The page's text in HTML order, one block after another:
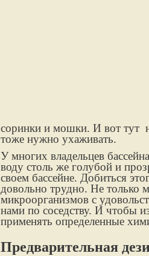
соринки и мошки. И вот тут
тоже нужно ухаживать.
У многих владельцев
воду столь же голубой и
своем бассейне. Добиться
довольно трудно. Не
микроорганизмов с
нами по соседству. И чтобы
применять определенные
Предварительная